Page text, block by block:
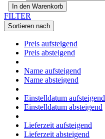
In den Warenkorb
FILTER
Sortieren nach
Preis aufsteigend
Preis absteigend
Name aufsteigend
Name absteigend
Einstelldatum aufsteigend
Einstelldatum absteigend
Lieferzeit aufsteigend
Lieferzeit absteigend